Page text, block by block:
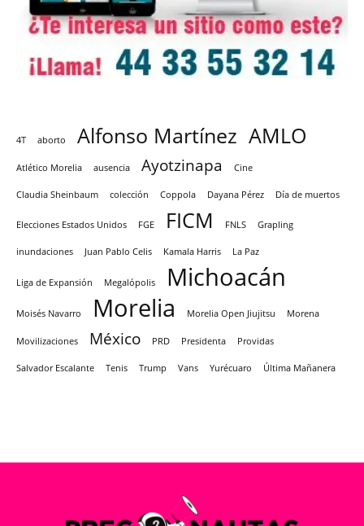
4T aborto Alfonso Martínez AMLO
Atlético Morelia ausencia Ayotzinapa Cine
Claudia Sheinbaum colección Coppola Dayana Pérez Día de muertos
Elecciones Estados Unidos FGE FICM FNLS Grapling
inundaciones Juan Pablo Celis Kamala Harris La Paz
Liga de Expansión Megalópolis Michoacán
Moisés Navarro Morelia Morelia Open Jiujitsu Morena
Movilizaciones México PRD Presidenta Providas
Salvador Escalante Tenis Trump Vans Yurécuaro Última Mañanera